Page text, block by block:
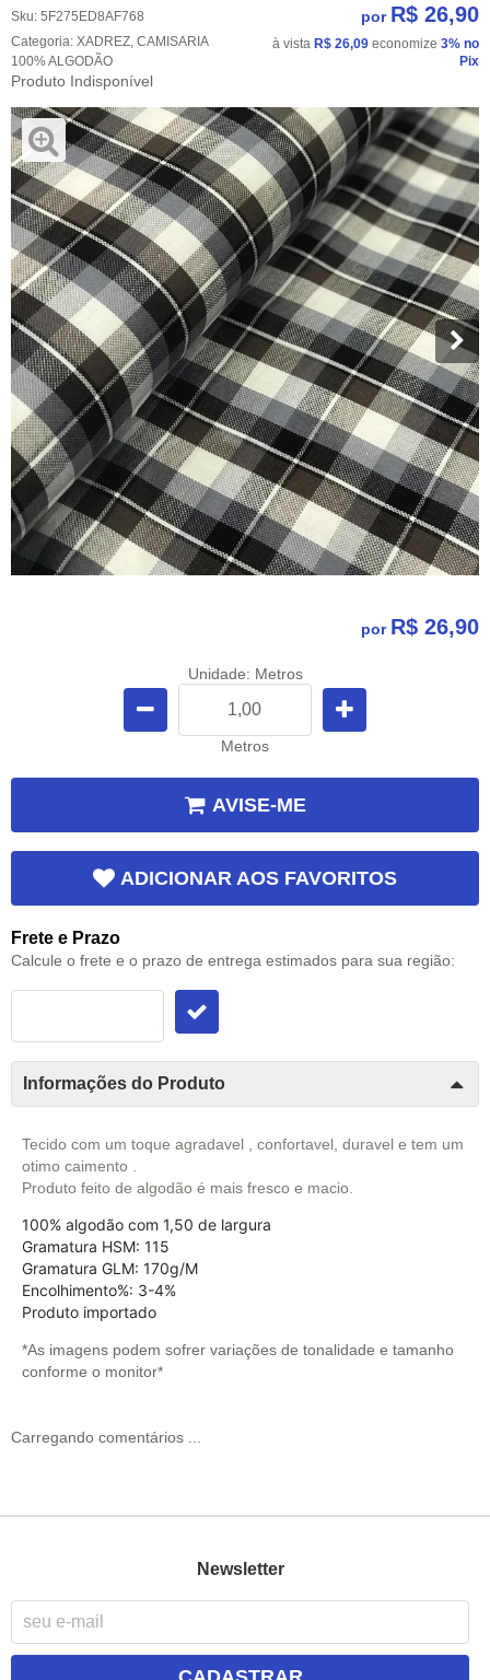
Sku: 5F275ED8AF768
Categoria: XADREZ, CAMISARIA
100% ALGODÃO
Produto Indisponível
por R$ 26,90
à vista R$ 26,09 economize 3% no
Pix
por R$ 26,90
Unidade: Metros
Metros
AVISE-ME
ADICIONAR AOS FAVORITOS
Frete e Prazo
Calcule o frete e o prazo de entrega estimados para sua região:
Informações do Produto
Tecido com um toque agradavel , confortavel, duravel e tem um
otimo caimento .
Produto feito de algodão é mais fresco e macio.
100% algodão com 1,50 de largura
Gramatura HSM: 115
Gramatura GLM: 170g/M
Encolhimento%: 3-4%
Produto importado
*As imagens podem sofrer variações de tonalidade e tamanho
conforme o monitor*
Carregando comentários ...
Newsletter